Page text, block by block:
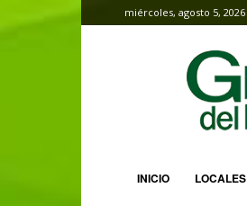
miércoles, agosto 5, 2026
Gente
del
Balsas
INICIO LOCALES